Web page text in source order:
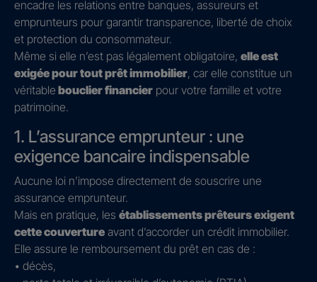
encadre les relations entre banques, assureurs et
emprunteurs pour garantir transparence, liberté de choix
et protection du consommateur.
Même si elle n’est pas légalement obligatoire, elle est
exigée pour tout prêt immobilier, car elle constitue un
véritable bouclier financier pour votre famille et votre
patrimoine.
1. L’assurance emprunteur : une
exigence bancaire indispensable
Aucune loi n’impose directement de souscrire une
assurance emprunteur.
Mais en pratique, les établissements prêteurs exigent
cette couverture avant d’accorder un crédit immobilier.
Elle assure le remboursement du prêt en cas de :
• décès,